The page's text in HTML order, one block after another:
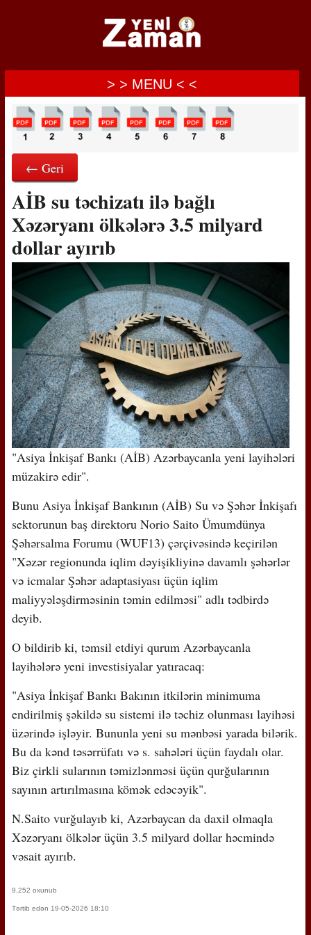
> > MENU < <
← Geri
AİB su təchizatı ilə bağlı
Xəzəryanı ölkələrə 3.5 milyard
dollar ayırıb
"Asiya İnkişaf Bankı (AİB) Azərbaycanla yeni layihələri
müzakirə edir".
Bunu Asiya İnkişaf Bankının (AİB) Su və Şəhər İnkişafı
sektorunun baş direktoru Norio Saito Ümumdünya
Şəhərsalma Forumu (WUF13) çərçivəsində keçirilən
"Xəzər regionunda iqlim dəyişikliyinə davamlı şəhərlər
və icmalar Şəhər adaptasiyası üçün iqlim
maliyyələşdirməsinin təmin edilməsi" adlı tədbirdə
deyib.
O bildirib ki, təmsil etdiyi qurum Azərbaycanla
layihələrə yeni investisiyalar yatıracaq:
"Asiya İnkişaf Bankı Bakının itkilərin minimuma
endirilmiş şəkildə su sistemi ilə təchiz olunması layihəsi
üzərində işləyir. Bununla yeni su mənbəsi yarada bilərik.
Bu da kənd təsərrüfatı və s. sahələri üçün faydalı olar.
Biz çirkli sularının təmizlənməsi üçün qurğularının
sayının artırılmasına kömək edəcəyik".
N.Saito vurğulayıb ki, Azərbaycan da daxil olmaqla
Xəzəryanı ölkələr üçün 3.5 milyard dollar həcmində
vəsait ayırıb.
9,252 oxunub
Tərtib edən 19-05-2026 18:10